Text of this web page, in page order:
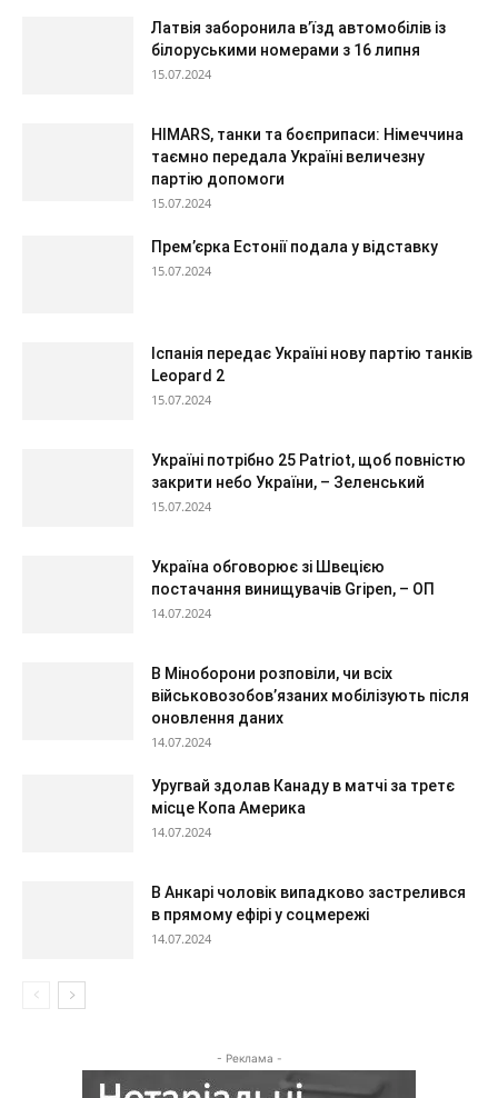
Латвія заборонила в’їзд автомобілів із
білоруськими номерами з 16 липня
15.07.2024
HIMARS, танки та боєприпаси: Німеччина
таємно передала Україні величезну
партію допомоги
15.07.2024
Прем’єрка Естонії подала у відставку
15.07.2024
Іспанія передає Україні нову партію танків
Leopard 2
15.07.2024
Україні потрібно 25 Patriot, щоб повністю
закрити небо України, – Зеленський
15.07.2024
Україна обговорює зі Швецією
постачання винищувачів Gripen, – ОП
14.07.2024
В Міноборони розповіли, чи всіх
військовозобов’язаних мобілізують після
оновлення даних
14.07.2024
Уругвай здолав Канаду в матчі за третє
місце Копа Америка
14.07.2024
В Анкарі чоловік випадково застрелився
в прямому ефірі у соцмережі
14.07.2024
- Реклама -